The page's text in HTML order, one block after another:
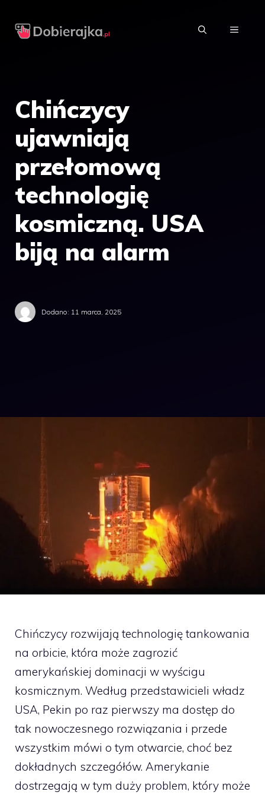
MENU
Chińczycy
ujawniają
przełomową
technologię
kosmiczną. USA
biją na alarm
Dodano: 11 marca, 2025
Chińczycy rozwijają technologię tankowania
na orbicie, która może zagrozić
amerykańskiej dominacji w wyścigu
kosmicznym. Według przedstawicieli władz
USA, Pekin po raz pierwszy ma dostęp do
tak nowoczesnego rozwiązania i przede
wszystkim mówi o tym otwarcie, choć bez
dokładnych szczegółów. Amerykanie
dostrzegają w tym duży problem, który może